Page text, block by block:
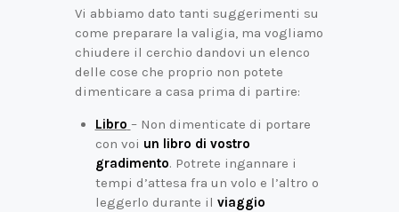
Vi abbiamo dato tanti suggerimenti su
come preparare la valigia, ma vogliamo
chiudere il cerchio dandovi un elenco
delle cose che proprio non potete
dimenticare a casa prima di partire:
Libro – Non dimenticate di portare
con voi un libro di vostro
gradimento. Potrete ingannare i
tempi d’attesa fra un volo e l’altro o
leggerlo durante il viaggio